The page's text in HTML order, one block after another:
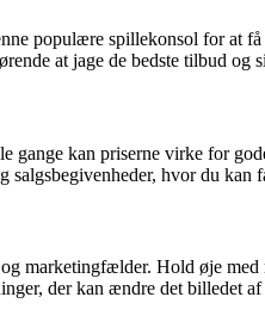
populære spillekonsol for at
at jage de bedste tilbud og
kan priserne virke for
hvor du
Hold øje med
der kan ændre det billedet